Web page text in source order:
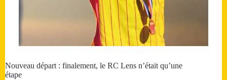
Nouveau départ : finalement, le RC Lens n’était qu’une
étape